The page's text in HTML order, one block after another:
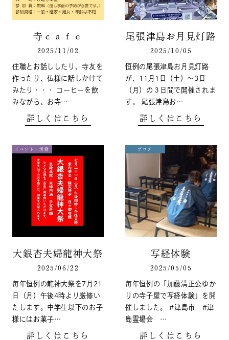
寺ｃａｆｅ
2025/11/02
住職とお話ししたり、寺友を
作ったり、仏様に話しかけて
みたり・・・ コーヒーを飲
みながら、お寺…
詳しくはこちら
尾張津島お月見灯路
2025/10/05
恒例の尾張津島お月見灯路
が、11月1日（土）～3日
（月）の３日間で開催されま
す。 尾張津島お…
詳しくはこちら
イベント・活動
大銀杏夫婦龍神大祭
2025/06/22
毎年恒例の龍神大祭を7月21
日（月）午後4時より厳修い
たします。中学生以下のお子
様にはお菓子…
詳しくはこちら
ブログ
写経体験
2025/05/05
毎年恒例の「加藤清正公ゆか
りの寺子屋で写経体験」を開
催しました。 #津島市 #津
島霊場会 …
詳しくはこちら